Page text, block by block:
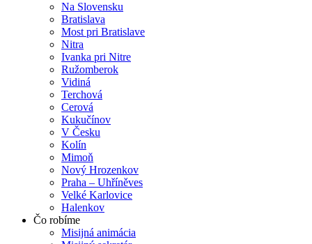
Na Slovensku
Bratislava
Most pri Bratislave
Nitra
Ivanka pri Nitre
Ružomberok
Vidiná
Terchová
Cerová
Kukučínov
V Česku
Kolín
Mimoň
Nový Hrozenkov
Praha – Uhříněves
Velké Karlovice
Halenkov
Čo robíme
Misijná animácia